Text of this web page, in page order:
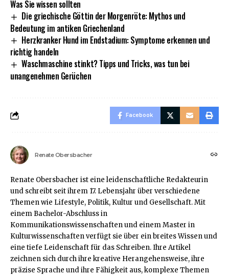
Was Sie wissen sollten
Die griechische Göttin der Morgenröte: Mythos und
Bedeutung im antiken Griechenland
Herzkranker Hund im Endstadium: Symptome erkennen und
richtig handeln
Waschmaschine stinkt? Tipps und Tricks, was tun bei
unangenehmen Gerüchen
Facebook
Renate Obersbacher
Renate Obersbacher ist eine leidenschaftliche Redakteurin
und schreibt seit ihrem 17. Lebensjahr über verschiedene
Themen wie Lifestyle, Politik, Kultur und Gesellschaft. Mit
einem Bachelor-Abschluss in
Kommunikationswissenschaften und einem Master in
Kulturwissenschaften verfügt sie über ein breites Wissen und
eine tiefe Leidenschaft für das Schreiben. Ihre Artikel
zeichnen sich durch ihre kreative Herangehensweise, ihre
präzise Sprache und ihre Fähigkeit aus, komplexe Themen